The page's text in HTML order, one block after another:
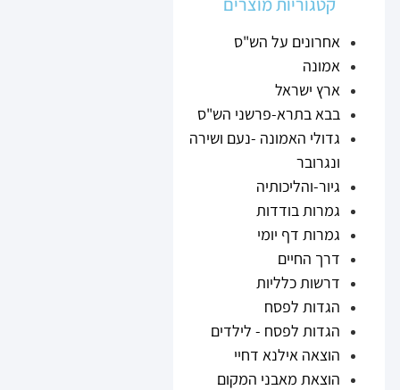
אחרונים על הש"ס
אמונה
ארץ ישראל
בבא בתרא-פרשני הש"ס
גדולי האמונה -נעם ושירה
ונגרובר
גיור-והליכותיה
גמרות בודדות
גמרות דף יומי
דרך החיים
דרשות כלליות
הגדות לפסח
הגדות לפסח - לילדים
הוצאה אילנא דחיי
הוצאת מאבני המקום